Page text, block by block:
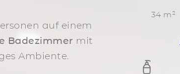
auf einem
Badezimmer mit
Ambiente.
34 m²